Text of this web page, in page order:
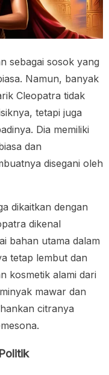
sebagai sosok yang
Namun, banyak
Cleopatra tidak
tetapi juga
Dia memiliki
dan
disegani oleh
dikaitkan dengan
dikenal
bahan utama dalam
tetap lembut dan
kosmetik alami dari
mawar dan
citranya